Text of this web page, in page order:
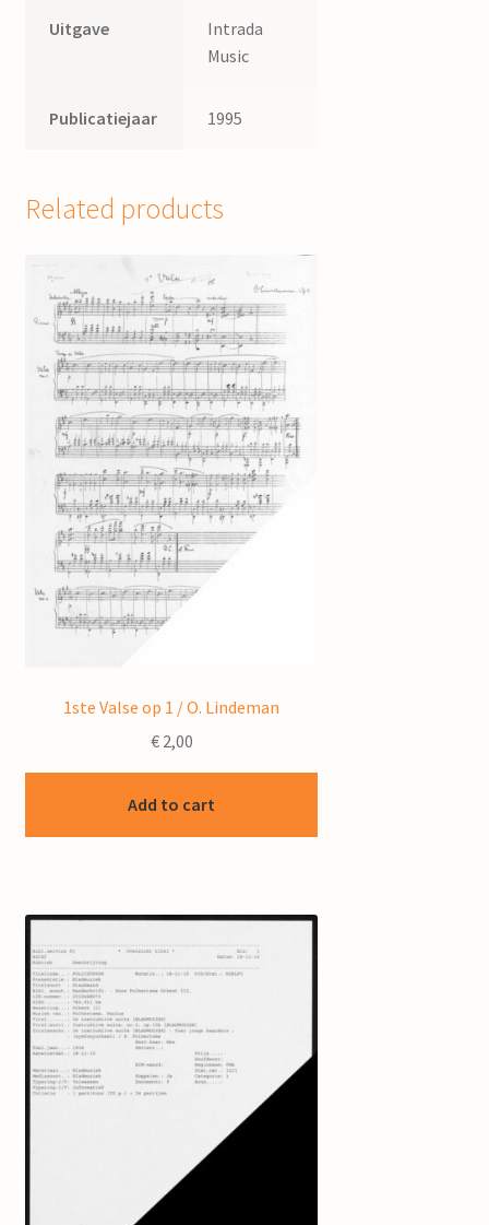
Uitgave
Intrada
Music
Publicatiejaar 1995
Related products
1ste Valse op 1 / O. Lindeman
€2,00
Add to cart